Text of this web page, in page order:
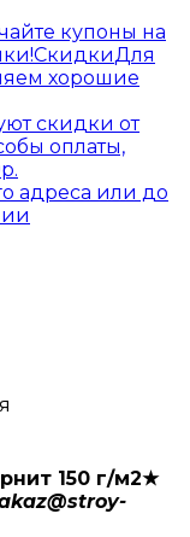
купоны на
СкидкиДля
хорошие
скидки от
оплаты,
адреса или до
150 г/м2★